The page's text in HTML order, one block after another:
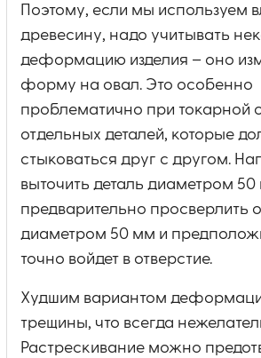
Поэтому, если мы используем
древесину, надо учитывать
деформацию изделия – оно
форму на овал. Это особенно
проблематично при токарной
отдельных деталей, которые
стыковаться друг с другом.
выточить деталь диаметром
предварительно просверлить
диаметром 50 мм и
точно войдет в отверстие.
Худшим вариантом
трещины, что всегда
Растрескивание можно